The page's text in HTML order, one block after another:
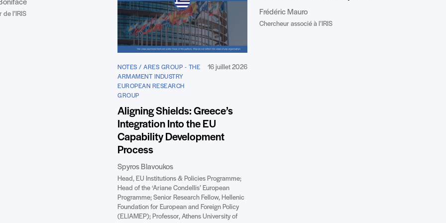
de l’IRIS
NOTES / ARES GROUP - THE
ARMAMENT INDUSTRY
EUROPEAN RESEARCH
GROUP
16 juillet 2026
Aligning Shields: Greece’s
Integration Into the EU
Capability Development
Process
Spyros Blavoukos
Head, EU Institutions & Policies Programme;
Head of the ‘Ariane Condellis’ European
Programme; Senior Research Fellow, Hellenic
Foundation for European and Foreign Policy
(ELIAMEP); Professor, Athens University of
Frédéric Mauro
Chercheur associé à l’IRIS